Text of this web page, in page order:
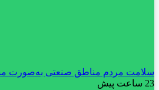
سلامت مردم مناطق صنعتی به‌صورت
23 ساعت پیش